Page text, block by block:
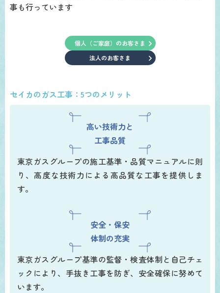
事も行っています
個人（ご家庭）のお客さま
法人のお客さま
セイカのガス工事：5つのメリット
高い技術力と
工事品質
東京ガスグループの施工基準・品質マニュアルに則
り、高度な技術力による高品質な工事を提供しま
す。
安全・保安
体制の充実
東京ガスグループ基準の監督・検査体制と自己チェ
ックにより、手抜き工事を防ぎ、安全確保に努めて
います。